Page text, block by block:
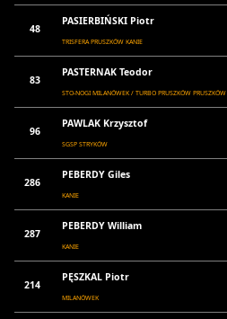
48
PASIERBIŃSKI Piotr
TRISFERA PRUSZKÓW KANIE
83
PASTERNAK Teodor
STO-NOGI MILANÓWEK / TURBO PRUSZKÓW PRUSZKÓW
96
PAWLAK Krzysztof
SGSP STRYKÓW
286
PEBERDY Giles
KANIE
287
PEBERDY William
KANIE
214
PĘSZKAL Piotr
MILANÓWEK